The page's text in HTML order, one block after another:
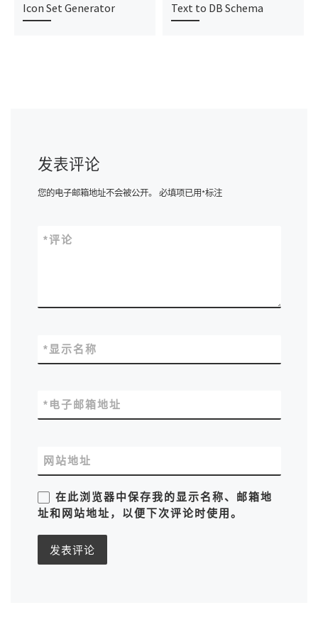
Icon Set Generator Text to DB Schema
发表评论
您的电子邮箱地址不会被公开。 必填项已用*标注
评论
*
显示名称
*
电子邮箱地址
*
网站地址
在此浏览器中保存我的显示名称、邮箱地
址和网站地址，以便下次评论时使用。